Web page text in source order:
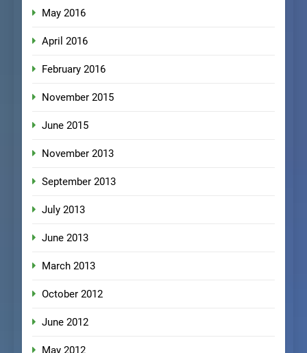
May 2016
April 2016
February 2016
November 2015
June 2015
November 2013
September 2013
July 2013
June 2013
March 2013
October 2012
June 2012
May 2012